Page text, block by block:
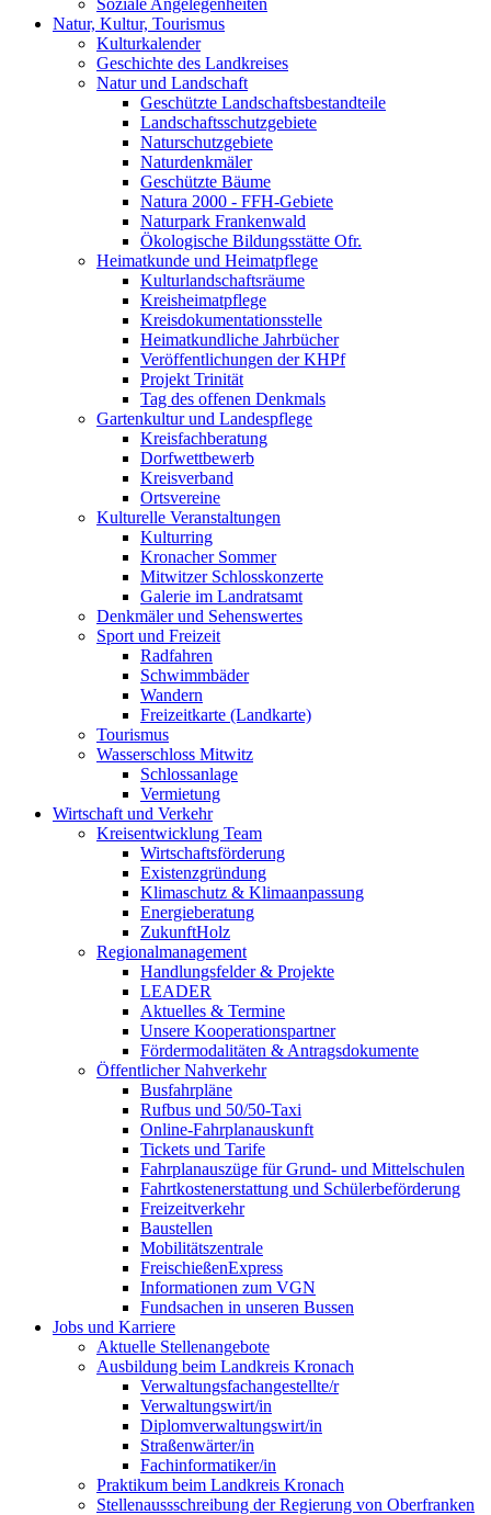
Soziale Angelegenheiten
Natur, Kultur, Tourismus
Kulturkalender
Geschichte des Landkreises
Natur und Landschaft
Geschützte Landschaftsbestandteile
Landschaftsschutzgebiete
Naturschutzgebiete
Naturdenkmäler
Geschützte Bäume
Natura 2000 - FFH-Gebiete
Naturpark Frankenwald
Ökologische Bildungsstätte Ofr.
Heimatkunde und Heimatpflege
Kulturlandschaftsräume
Kreisheimatpflege
Kreisdokumentationsstelle
Heimatkundliche Jahrbücher
Veröffentlichungen der KHPf
Projekt Trinität
Tag des offenen Denkmals
Gartenkultur und Landespflege
Kreisfachberatung
Dorfwettbewerb
Kreisverband
Ortsvereine
Kulturelle Veranstaltungen
Kulturring
Kronacher Sommer
Mitwitzer Schlosskonzerte
Galerie im Landratsamt
Denkmäler und Sehenswertes
Sport und Freizeit
Radfahren
Schwimmbäder
Wandern
Freizeitkarte (Landkarte)
Tourismus
Wasserschloss Mitwitz
Schlossanlage
Vermietung
Wirtschaft und Verkehr
Kreisentwicklung Team
Wirtschaftsförderung
Existenzgründung
Klimaschutz & Klimaanpassung
Energieberatung
ZukunftHolz
Regionalmanagement
Handlungsfelder & Projekte
LEADER
Aktuelles & Termine
Unsere Kooperationspartner
Fördermodalitäten & Antragsdokumente
Öffentlicher Nahverkehr
Busfahrpläne
Rufbus und 50/50-Taxi
Online-Fahrplanauskunft
Tickets und Tarife
Fahrplanauszüge für Grund- und Mittelschulen
Fahrtkostenerstattung und Schülerbeförderung
Freizeitverkehr
Baustellen
Mobilitätszentrale
FreischießenExpress
Informationen zum VGN
Fundsachen in unseren Bussen
Jobs und Karriere
Aktuelle Stellenangebote
Ausbildung beim Landkreis Kronach
Verwaltungsfachangestellte/r
Verwaltungswirt/in
Diplomverwaltungswirt/in
Straßenwärter/in
Fachinformatiker/in
Praktikum beim Landkreis Kronach
Stellenaussschreibung der Regierung von Oberfranken